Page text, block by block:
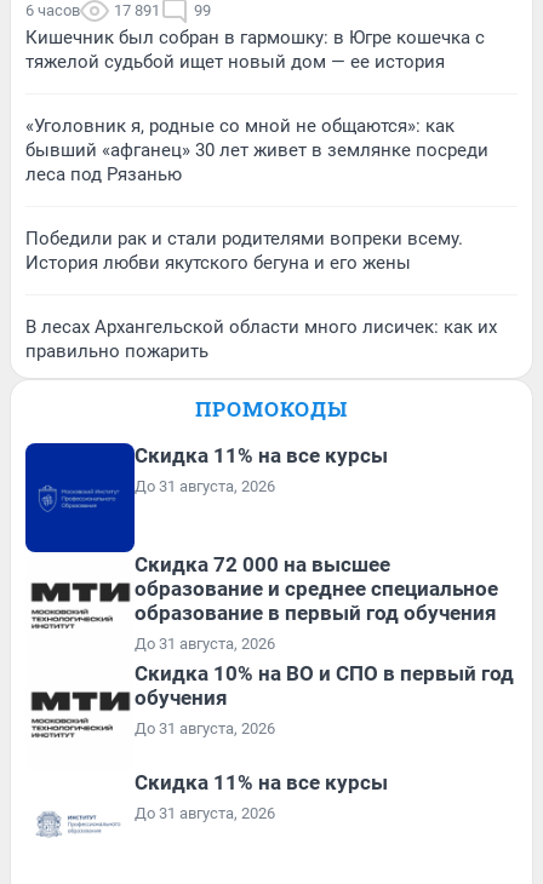
6 часов 17 891 99
Кишечник был собран в гармошку: в Югре кошечка с
тяжелой судьбой ищет новый дом — ее история
«Уголовник я, родные со мной не общаются»: как
бывший «афганец» 30 лет живет в землянке посреди
леса под Рязанью
Победили рак и стали родителями вопреки всему.
История любви якутского бегуна и его жены
В лесах Архангельской области много лисичек: как их
правильно пожарить
ПРОМОКОДЫ
Скидка 11% на все курсы
До 31 августа, 2026
Скидка 72 000 на высшее
образование и среднее специальное
образование в первый год обучения
До 31 августа, 2026
Скидка 10% на ВО и СПО в первый год
обучения
До 31 августа, 2026
Скидка 11% на все курсы
До 31 августа, 2026